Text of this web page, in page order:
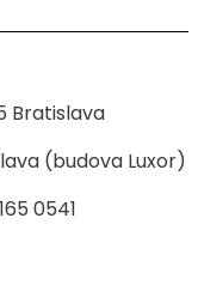
Bratislava
(budova Luxor)
0541